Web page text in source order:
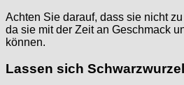
Achten Sie darauf, dass sie nicht
da sie mit der Zeit an Geschmack
können.
Lassen sich